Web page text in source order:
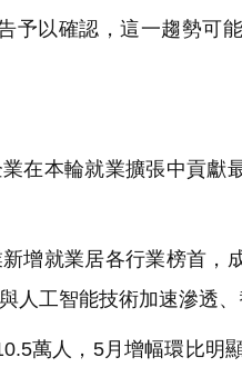
予以確認，這一趨勢可
在本輪就業擴張中貢獻
增就業居各行業榜首，
人工智能技術加速滲透
萬人，5月增幅環比明